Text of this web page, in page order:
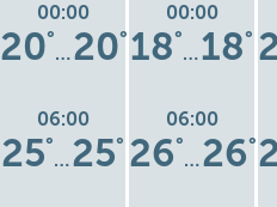
00:00
20°
…20°
06:00
25°
…25°
00:00
18°
…18°
06:00
26°
…26°